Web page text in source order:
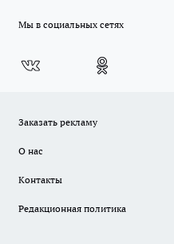
Мы в социальных сетях
Заказать рекламу
О нас
Контакты
Редакционная политика